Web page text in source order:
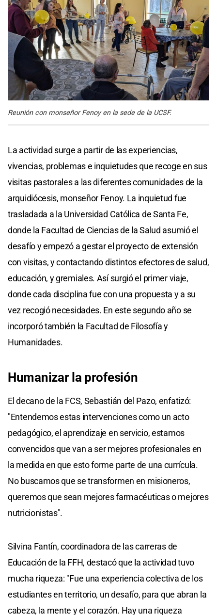
Reunión con monseñor Fenoy en la sede de la UCSF.
La actividad surge a partir de las experiencias,
vivencias, problemas e inquietudes que recoge en sus
visitas pastorales a las diferentes comunidades de la
arquidiócesis, monseñor Fenoy. La inquietud fue
trasladada a la Universidad Católica de Santa Fe,
donde la Facultad de Ciencias de la Salud asumió el
desafío y empezó a gestar el proyecto de extensión
con visitas, y contactando distintos efectores de salud,
educación, y gremiales. Así surgió el primer viaje,
donde cada disciplina fue con una propuesta y a su
vez recogió necesidades. En este segundo año se
incorporó también la Facultad de Filosofía y
Humanidades.
Humanizar la profesión
El decano de la FCS, Sebastián del Pazo, enfatizó:
"Entendemos estas intervenciones como un acto
pedagógico, el aprendizaje en servicio, estamos
convencidos que van a ser mejores profesionales en
la medida en que esto forme parte de una currícula.
No buscamos que se transformen en misioneros,
queremos que sean mejores farmacéuticas o mejores
nutricionistas".
Silvina Fantín, coordinadora de las carreras de
Educación de la FFH, destacó que la actividad tuvo
mucha riqueza: "Fue una experiencia colectiva de los
estudiantes en territorio, un desafío, para que abran la
cabeza, la mente y el corazón. Hay una riqueza